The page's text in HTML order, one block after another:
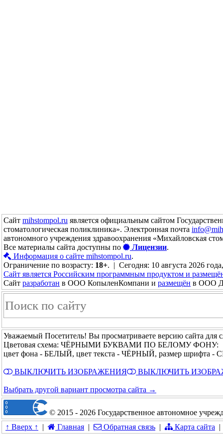
Сайт mihstompol.ru является официальным сайтом
стоматологическая поликлиника». Электронная почта
автономного учреждения здравоохранения «Михайловская
Все материалы сайта доступны по
Лицензии.
Информация о сайте mihstompol.ru.
Ограничение по возрасту: 18+. | Сегодня: 10 августа 2026
Сайт является Российским программным продуктом и
Сайт разработан в ООО КопыленКомпани и размещён в ООО
Уважаемый Посетитель! Вы просматриваете версию сайта для
Цветовая схема: ЧЁРНЫМИ БУКВАМИ ПО БЕЛОМУ ФОНУ:
цвет фона - БЕЛЫЙ, цвет текста - ЧЁРНЫЙ, размер шрифта
ВЫКЛЮЧИТЬ ИЗОБРАЖЕНИЯ ВЫКЛЮЧИТЬ
Выбрать другой вариант просмотра сайта →
© 2015 - 2026 Государственное автономное
↑ Вверх ↑
| Главная | Обратная связь | Карта сайта